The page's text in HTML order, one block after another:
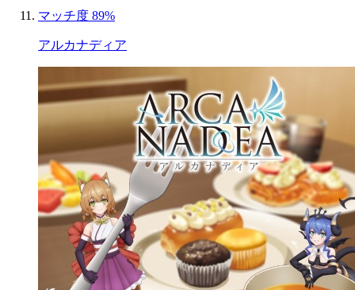
マッチ度 89%
アルカナディア